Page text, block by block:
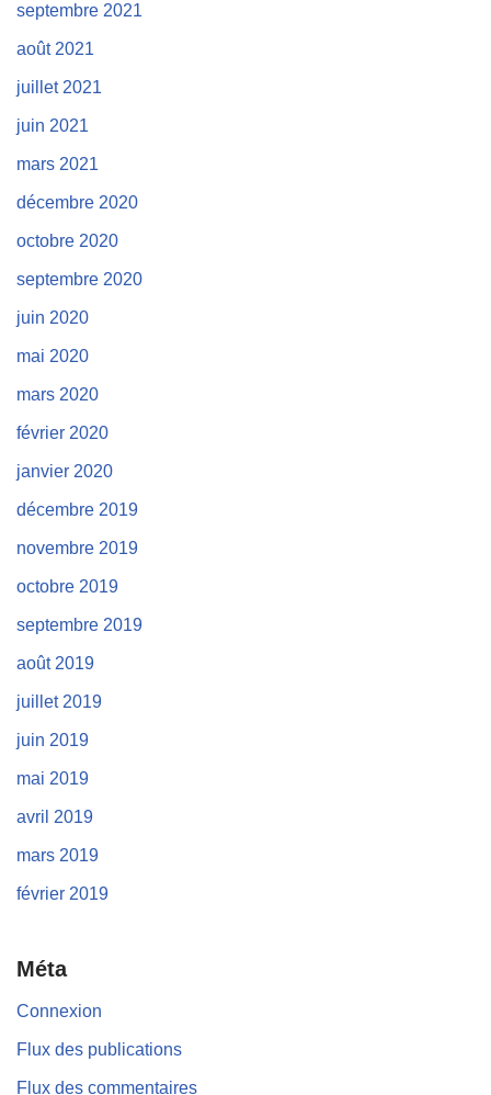
septembre 2021
août 2021
juillet 2021
juin 2021
mars 2021
décembre 2020
octobre 2020
septembre 2020
juin 2020
mai 2020
mars 2020
février 2020
janvier 2020
décembre 2019
novembre 2019
octobre 2019
septembre 2019
août 2019
juillet 2019
juin 2019
mai 2019
avril 2019
mars 2019
février 2019
Méta
Connexion
Flux des publications
Flux des commentaires